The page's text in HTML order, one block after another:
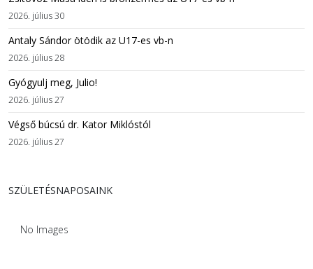
2026. július 30
Antaly Sándor ötödik az U17-es vb-n
2026. július 28
Gyógyulj meg, Julio!
2026. július 27
Végső búcsú dr. Kator Miklóstól
2026. július 27
SZÜLETÉSNAPOSAINK
No Images